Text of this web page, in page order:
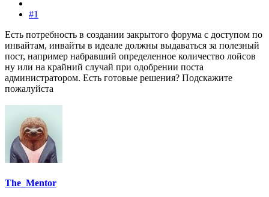
#1
Есть потребность в создании закрытого форума с доступом по
инвайтам, инвайты в идеале должны выдаваться за полезный
пост, например набравший определенное количество лойсов
ну или на крайний случай при одобрении поста
администратором. Есть готовые решения? Подскажите
пожалуйста
The_Mentor